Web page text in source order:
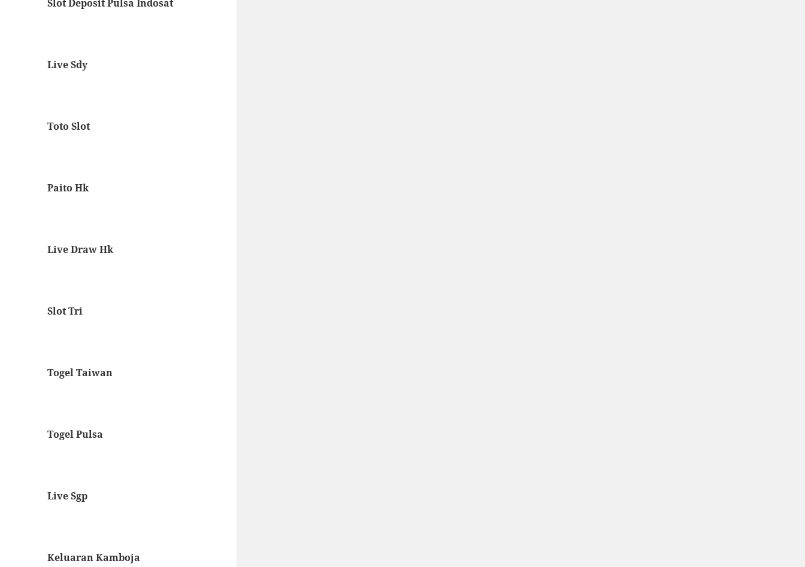
Slot Deposit Pulsa Indosat
Live Sdy
Toto Slot
Paito Hk
Live Draw Hk
Slot Tri
Togel Taiwan
Togel Pulsa
Live Sgp
Keluaran Kamboja